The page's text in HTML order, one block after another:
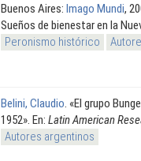
Buenos Aires: Imago Mundi,
Sueños de bienestar en la
Peronismo histórico
Belini, Claudio «El grupo
1952». En: Latin American
Autores argentinos